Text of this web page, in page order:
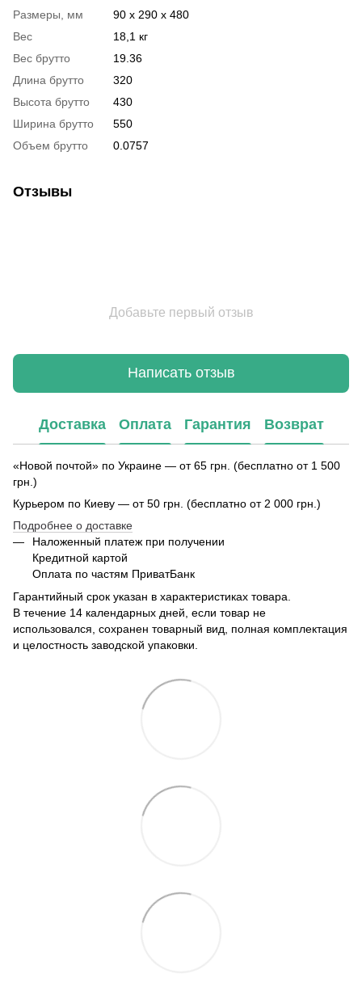
Размеры, мм
90 х 290 х 480
Вес
18,1 кг
Вес брутто
19.36
Длина брутто
320
Высота брутто
430
Ширина брутто
550
Объем брутто
0.0757
Отзывы
Добавьте первый отзыв
Написать отзыв
Доставка Оплата Гарантия Возврат
«Новой почтой» по Украине — от 65 грн. (бесплатно от 1 500
грн.)
Курьером по Киеву — от 50 грн. (бесплатно от 2 000 грн.)
Подробнее о доставке
Наложенный платеж при получении
Кредитной картой
Оплата по частям ПриватБанк
Гарантийный срок указан в характеристиках товара.
В течение 14 календарных дней, если товар не
использовался, сохранен товарный вид, полная комплектация
и целостность заводской упаковки.